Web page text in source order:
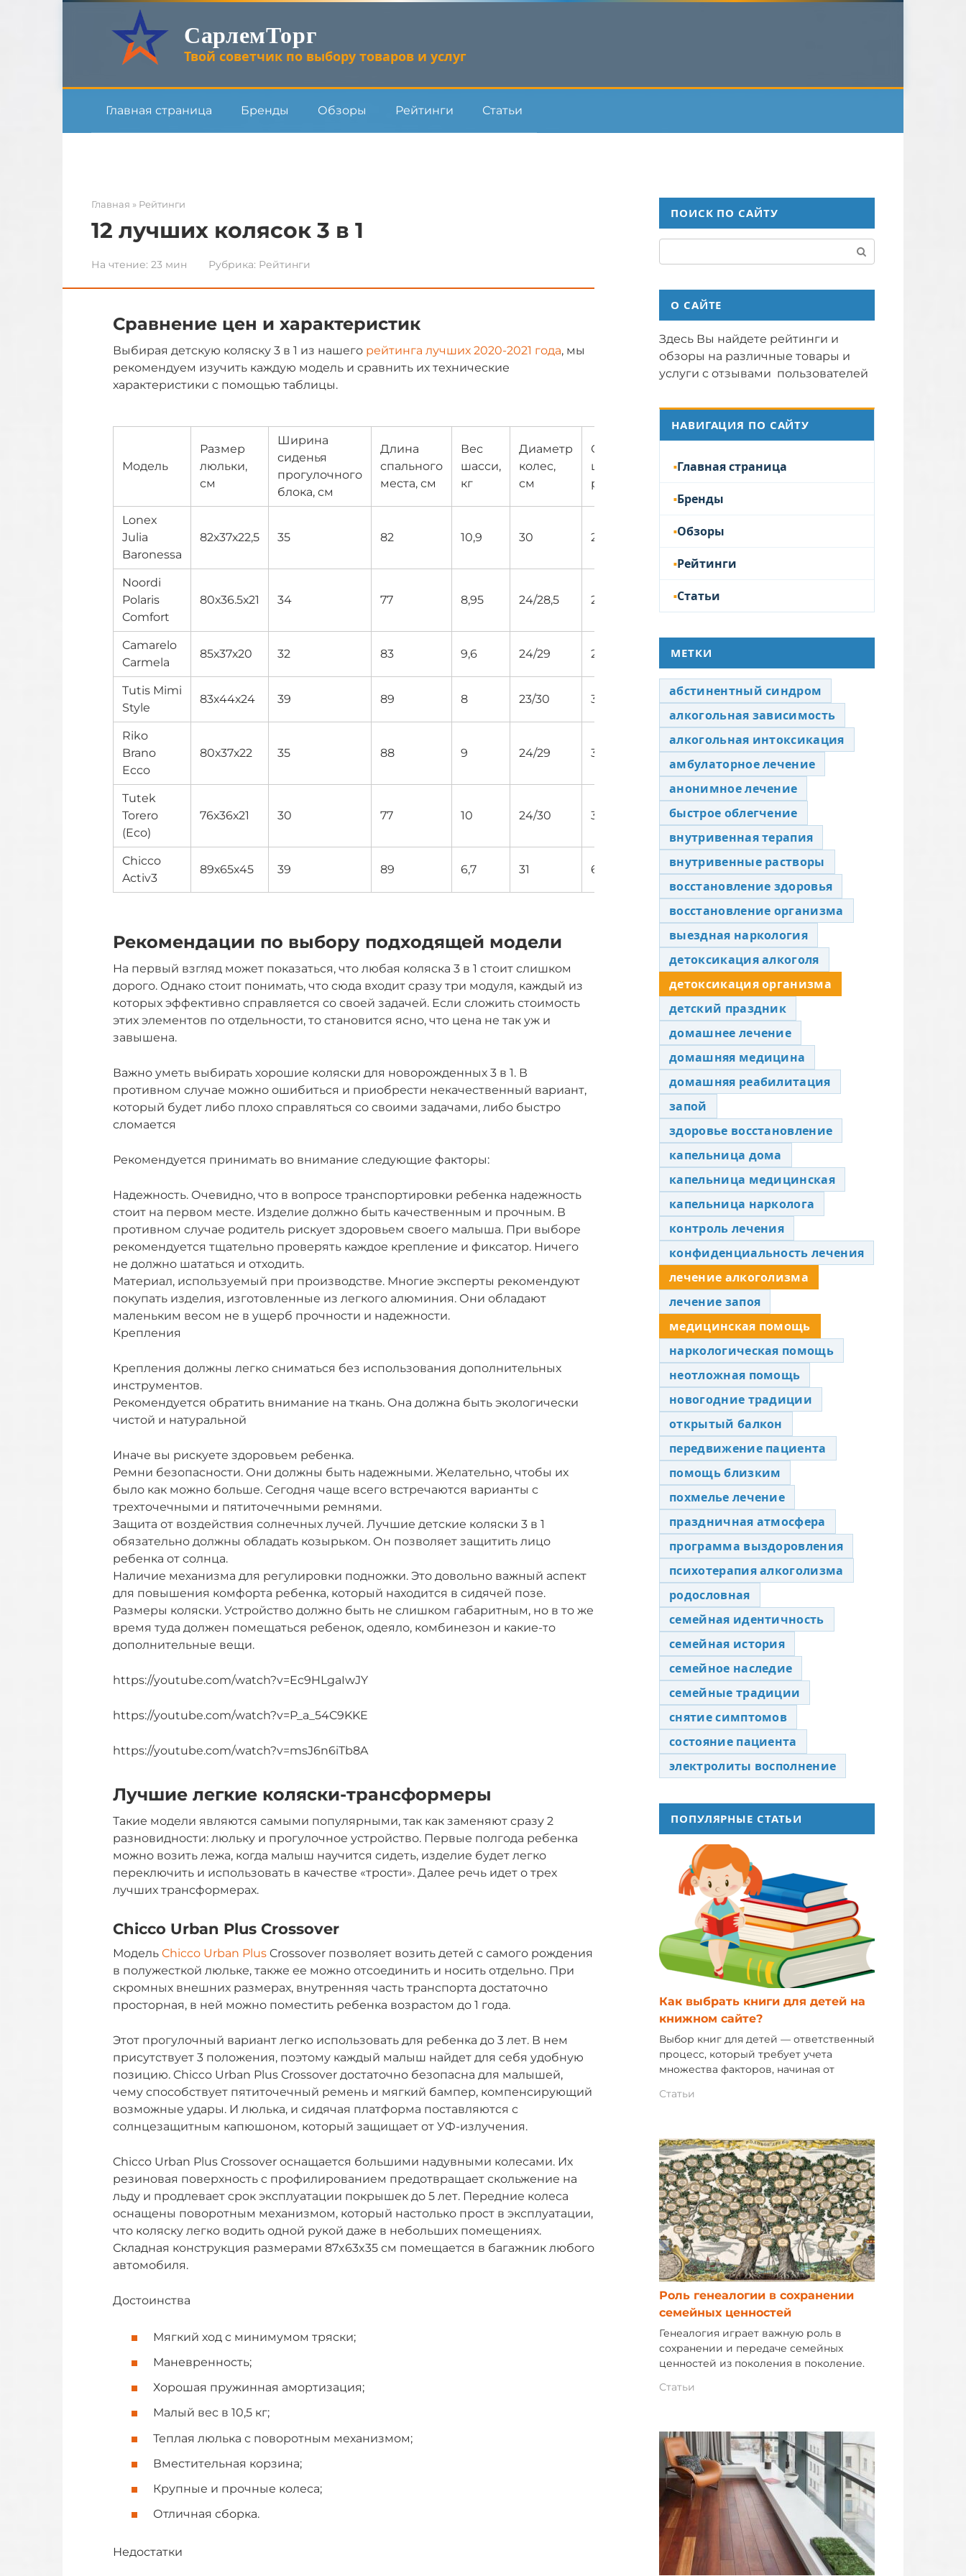
СарлемТорг
Твой советчик по выбору товаров и услуг
Главная страница Бренды Обзоры Рейтинги Статьи
Главная » Рейтинги
12 лучших колясок 3 в 1
На чтение: 23 мин Рубрика: Рейтинги
Сравнение цен и характеристик
Выбирая детскую коляску 3 в 1 из нашего рейтинга лучших 2020-2021 года, мы
рекомендуем изучить каждую модель и сравнить их технические
характеристики с помощью таблицы.
Модель
Размер
люльки,
см
Ширина
сиденья
прогулочного
блока, см
Длина
спального
места, см
Вес
шасси,
кг
Диаметр
колес,
см
Средняя
цена,
руб
Lonex
Julia
Baronessa
82х37х22,5 35 82 10,9 30 22 450
Noordi
Polaris
Comfort
80х36.5х21 34 77 8,95 24/28,5 29 340
Camarelo
Carmela
85х37х20 32 83 9,6 24/29 27 420
Tutis Mimi
Style
83х44х24 39 89 8 23/30 31 680
Riko
Brano
Ecco
80х37х22 35 88 9 24/29 33 000
Tutek
Torero
(Eco)
76х36х21 30 77 10 24/30 39 700
Chicco
Activ3
89х65х45 39 89 6,7 31 62 200
Рекомендации по выбору подходящей модели
На первый взгляд может показаться, что любая коляска 3 в 1 стоит слишком
дорого. Однако стоит понимать, что сюда входит сразу три модуля, каждый из
которых эффективно справляется со своей задачей. Если сложить стоимость
этих элементов по отдельности, то становится ясно, что цена не так уж и
завышена.
Важно уметь выбирать хорошие коляски для новорожденных 3 в 1. В
противном случае можно ошибиться и приобрести некачественный вариант,
который будет либо плохо справляться со своими задачами, либо быстро
сломается
Рекомендуется принимать во внимание следующие факторы:
Надежность. Очевидно, что в вопросе транспортировки ребенка надежность
стоит на первом месте. Изделие должно быть качественным и прочным. В
противном случае родитель рискует здоровьем своего малыша. При выборе
рекомендуется тщательно проверять каждое крепление и фиксатор. Ничего
не должно шататься и отходить.
Материал, используемый при производстве. Многие эксперты рекомендуют
покупать изделия, изготовленные из легкого алюминия. Они обладают
маленьким весом не в ущерб прочности и надежности.
Крепления
Крепления должны легко сниматься без использования дополнительных
инструментов.
Рекомендуется обратить внимание на ткань. Она должна быть экологически
чистой и натуральной
Иначе вы рискуете здоровьем ребенка.
Ремни безопасности. Они должны быть надежными. Желательно, чтобы их
было как можно больше. Сегодня чаще всего встречаются варианты с
трехточечными и пятиточечными ремнями.
Защита от воздействия солнечных лучей. Лучшие детские коляски 3 в 1
обязательно должны обладать козырьком. Он позволяет защитить лицо
ребенка от солнца.
Наличие механизма для регулировки подножки. Это довольно важный аспект
для повышения комфорта ребенка, который находится в сидячей позе.
Размеры коляски. Устройство должно быть не слишком габаритным, но в то же
время туда должен помещаться ребенок, одеяло, комбинезон и какие-то
дополнительные вещи.
https://youtube.com/watch?v=Ec9HLgaIwJY
https://youtube.com/watch?v=P_a_54C9KKE
https://youtube.com/watch?v=msJ6n6iTb8A
Лучшие легкие коляски-трансформеры
Такие модели являются самыми популярными, так как заменяют сразу 2
разновидности: люльку и прогулочное устройство. Первые полгода ребенка
можно возить лежа, когда малыш научится сидеть, изделие будет легко
переключить и использовать в качестве «трости». Далее речь идет о трех
лучших трансформерах.
Chicco Urban Plus Crossover
Модель Chicco Urban Plus Crossover позволяет возить детей с самого рождения
в полужесткой люльке, также ее можно отсоединить и носить отдельно. При
скромных внешних размерах, внутренняя часть транспорта достаточно
просторная, в ней можно поместить ребенка возрастом до 1 года.
Этот прогулочный вариант легко использовать для ребенка до 3 лет. В нем
присутствует 3 положения, поэтому каждый малыш найдет для себя удобную
позицию. Chicco Urban Plus Crossover достаточно безопасна для малышей,
чему способствует пятиточечный ремень и мягкий бампер, компенсирующий
возможные удары. И люлька, и сидячая платформа поставляются с
солнцезащитным капюшоном, который защищает от УФ-излучения.
Chicco Urban Plus Crossover оснащается большими надувными колесами. Их
резиновая поверхность с профилированием предотвращает скольжение на
льду и продлевает срок эксплуатации покрышек до 5 лет. Передние колеса
оснащены поворотным механизмом, который настолько прост в эксплуатации,
что коляску легко водить одной рукой даже в небольших помещениях.
Складная конструкция размерами 87x63x35 см помещается в багажник любого
автомобиля.
Достоинства
Мягкий ход с минимумом тряски;
Маневренность;
Хорошая пружинная амортизация;
Малый вес в 10,5 кг;
Теплая люлька с поворотным механизмом;
Вместительная корзина;
Крупные и прочные колеса;
Отличная сборка.
Недостатки
ПОИСК ПО САЙТУ
О САЙТЕ
Здесь Вы найдете рейтинги и
обзоры на различные товары и
услуги с отзывами пользователей
НАВИГАЦИЯ ПО САЙТУ
Главная страница
Бренды
Обзоры
Рейтинги
Статьи
МЕТКИ
абстинентный синдром
алкогольная зависимость
алкогольная интоксикация
амбулаторное лечение
анонимное лечение
быстрое облегчение
внутривенная терапия
внутривенные растворы
восстановление здоровья
восстановление организма
выездная наркология
детоксикация алкоголя
детоксикация организма
детский праздник
домашнее лечение
домашняя медицина
домашняя реабилитация
запой
здоровье восстановление
капельница дома
капельница медицинская
капельница нарколога
контроль лечения
конфиденциальность лечения
лечение алкоголизма
лечение запоя
медицинская помощь
наркологическая помощь
неотложная помощь
новогодние традиции
открытый балкон
передвижение пациента
помощь близким
похмелье лечение
праздничная атмосфера
программа выздоровления
психотерапия алкоголизма
родословная
семейная идентичность
семейная история
семейное наследие
семейные традиции
снятие симптомов
состояние пациента
электролиты восполнение
ПОПУЛЯРНЫЕ СТАТЬИ
Как выбрать книги для детей на
книжном сайте?
Выбор книг для детей — ответственный
процесс, который требует учета
множества факторов, начиная от
Статьи
Роль генеалогии в сохранении
семейных ценностей
Генеалогия играет важную роль в
сохранении и передаче семейных
ценностей из поколения в поколение.
Статьи